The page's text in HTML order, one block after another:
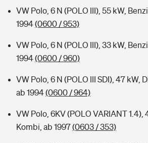
VW Polo, 6 N (POLO III), 55 kW,
1994(0600 / 953)
VW Polo, 6 N (POLO III), 33 kW,
1994(0600 / 960)
VW Polo, 6 N (POLO III SDI), 47 kW,
ab 1994(0600 / 964)
VW Polo, 6KV (POLO VARIANT 1.4),
Kombi, ab 1997(0603 / 353)